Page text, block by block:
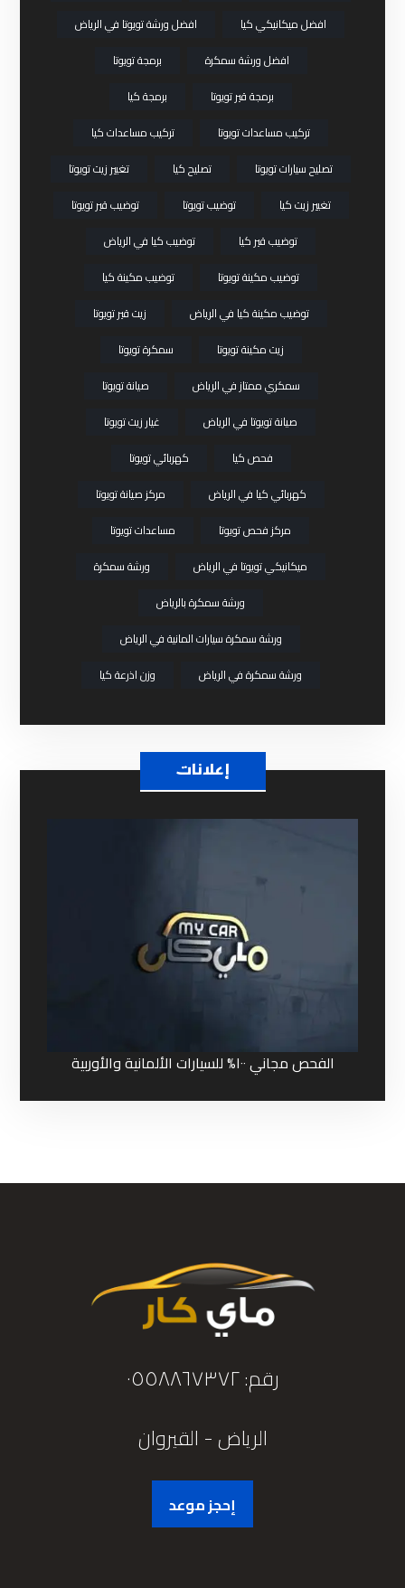
افضل ميكانيكي كيا
افضل ورشة تويوتا في الرياض
افضل ورشة سمكرة
برمجة تويوتا
برمجة قير تويوتا
برمجة كيا
تركيب مساعدات تويوتا
تركيب مساعدات كيا
تصليح سيارات تويوتا
تصليح كيا
تغيير زيت تويوتا
تغيير زيت كيا
توضيب تويوتا
توضيب قير تويوتا
توضيب قير كيا
توضيب كيا في الرياض
توضيب مكينة تويوتا
توضيب مكينة كيا
توضيب مكينة كيا في الرياض
زيت قير تويوتا
زيت مكينة تويوتا
سمكرة تويوتا
سمكري ممتاز في الرياض
صيانة تويوتا
صيانة تويوتا في الرياض
غيار زيت تويوتا
فحص كيا
كهربائي تويوتا
كهربائي كيا في الرياض
مركز صيانة تويوتا
مركز فحص تويوتا
مساعدات تويوتا
ميكانيكي تويوتا في الرياض
ورشة سمكرة
ورشة سمكرة بالرياض
ورشة سمكرة سيارات المانية في الرياض
ورشة سمكرة في الرياض
وزن اذرعة كيا
إعلانات
الفحص مجاني ١٠٠% للسيارات الألمانية والأوربية
رقم: ٠٥٥٨٨٦٧٣٧٢
الرياض - القيروان
إحجز موعد